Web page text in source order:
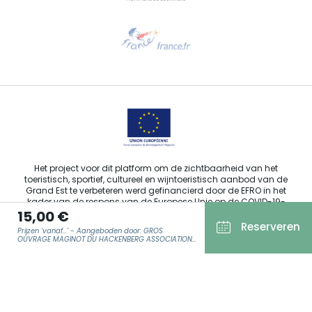
15,00 €
Prijzen 'vanaf...' - Aangeboden door: GROS
OUVRAGE MAGINOT DU HACKENBERG ASSOCIATION
Reserveren
Stuur ons een e-mail
Het project voor dit platform om de zichtbaarheid van het
toeristisch, sportief, cultureel en wijntoeristisch aanbod van de
Grand Est te verbeteren werd gefinancierd door de EFRO in het
kader van de respons van de Europese Unie op de COVID-19-